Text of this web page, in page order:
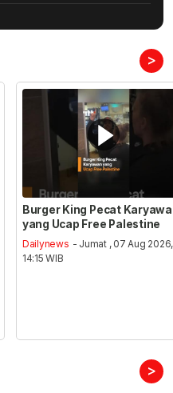
>
Burger King Pecat
yang Ucap Free Palestine
Dailynews - Jumat , 07 Aug 2026,
14:15 WIB
>